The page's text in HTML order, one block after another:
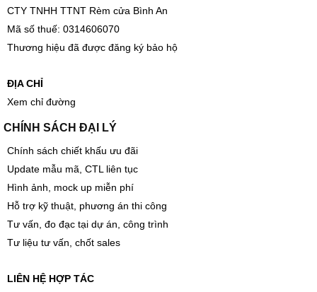
LIÊN HỆ
Hotline:
Email:sales@binhanhometex.com
Mã số thuế: 0314606070
Thương hiệu đã được đăng ký bảo hộ
ĐỊA CHỈ
Xem chỉ đường
CHÍNH SÁCH ĐẠI LÝ